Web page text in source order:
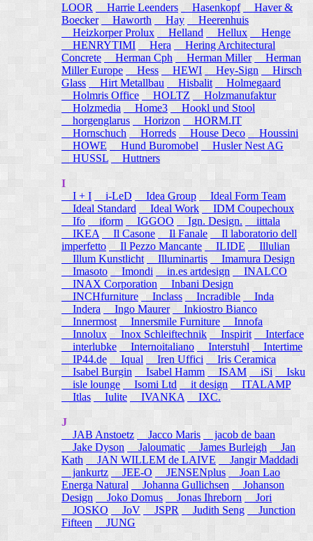
LOOR
Harrie Leenders Hasenkopf
Haver &
Boecker
Haworth Hay
Heerenhuis
Heizkorper Prolux
Helland Hellux
Henge
HENRYTIMI
Hera
Hering Architectural
Concrete
Herman Cph Herman Miller
Herman
Miller Europe
Hess HEWI Hey-Sign
Hirsch
Glass
Hirt Metallbau Hisbalit
Holmegaard
Holmris Office
HOLTZ
Holzmanufaktur
Holzmedia
Home3
Hookl und Stool
horgenglarus
Horizon
HORM.IT
Hornschuch
Horreds House Deco
Houssini
HOWE
Hund Buromobel
Husler Nest AG
HUSSL
Huttners
I
I + I
i-LeD Idea Group
Ideal Form Team
Ideal Standard
Ideal Work
IDM Coupechoux
Ifo
iform IGGOO Ign. Design.
iittala
IKEA
Il Casone Il Fanale
Il laboratorio dell
imperfetto
Il Pezzo Mancante ILIDE
Illulian
Illum Kunstlicht
Illuminartis
Imamura Design
Imasoto
Imondi in.es artdesign
INALCO
INAX Corporation
Inbani Design
INCHfurniture
Inclass Incradible
Inda
Indera
Ingo Maurer
Inkiostro Bianco
Innermost
Innersmile Furniture
Innofa
Innolux
Inox Schleiftechnik Inspirit
Interface
interlubke
Internoitaliano Interstuhl
Intertime
IP44.de
Iqual Iren Uffici
Iris Ceramica
Isabel Burgin
Isabel Hamm ISAM iSi Isku
isle lounge
Isomi Ltd it design
ITALAMP
Itlas
Iulite IVANKA IXC.
J
JAB Anstoetz
Jacco Maris
jacob de baan
Jake Dyson
Jaloumatic James Burleigh
Jan
Kath
JAN WILLEM de LAIVE
Jangir Maddadi
jankurtz JEE-O JENSENplus
Joan Lao
Energa Natural
Johanna Gullichsen
Johanson
Design
Joko Domus Jonas Ihreborn
Jori
JOSKO
JoV JSPR Judith Seng
Junction
Fifteen
JUNG